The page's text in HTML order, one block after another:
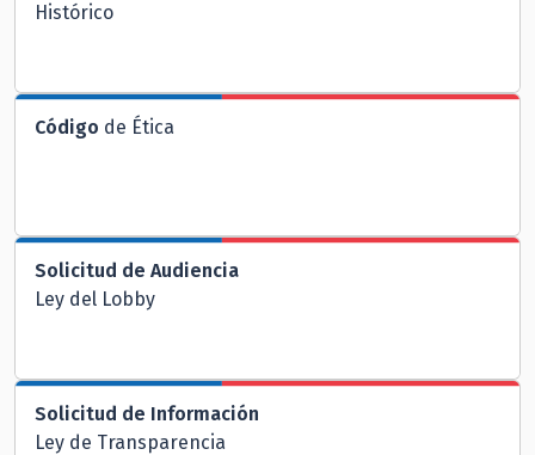
Histórico
Código de Ética
Solicitud de Audiencia
Ley del Lobby
Solicitud de Información
Ley de Transparencia